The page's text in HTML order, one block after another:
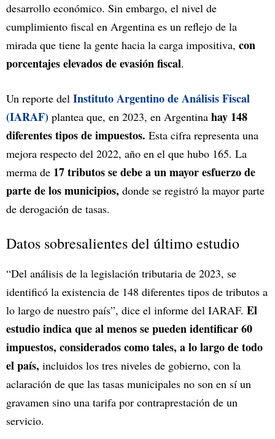
desarrollo económico. Sin embargo, el nivel de
cumplimiento fiscal en Argentina es un reflejo de la
mirada que tiene la gente hacia la carga impositiva, con
porcentajes elevados de evasión fiscal.
Un reporte del Instituto Argentino de Análisis Fiscal
(IARAF) plantea que, en 2023, en Argentina hay 148
diferentes tipos de impuestos. Esta cifra representa una
mejora respecto del 2022, año en el que hubo 165. La
merma de 17 tributos se debe a un mayor esfuerzo de
parte de los municipios, donde se registró la mayor parte
de derogación de tasas.
Datos sobresalientes del último estudio
“Del análisis de la legislación tributaria de 2023, se
identificó la existencia de 148 diferentes tipos de tributos a
lo largo de nuestro país”, dice el informe del IARAF. El
estudio indica que al menos se pueden identificar 60
impuestos, considerados como tales, a lo largo de todo
el país, incluidos los tres niveles de gobierno, con la
aclaración de que las tasas municipales no son en sí un
gravamen sino una tarifa por contraprestación de un
servicio.